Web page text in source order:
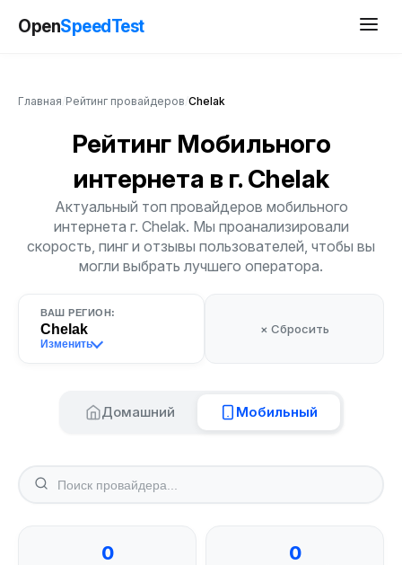
OpenSpeedTest
Главная Рейтинг провайдеров Chelak
Рейтинг Мобильного
интернета в г. Chelak
Актуальный топ провайдеров мобильного
интернета г. Chelak. Мы проанализировали
скорость, пинг и отзывы пользователей, чтобы вы
могли выбрать лучшего оператора.
ВАШ РЕГИОН:
Chelak
Изменить
× Сбросить
Домашний Мобильный
0 0